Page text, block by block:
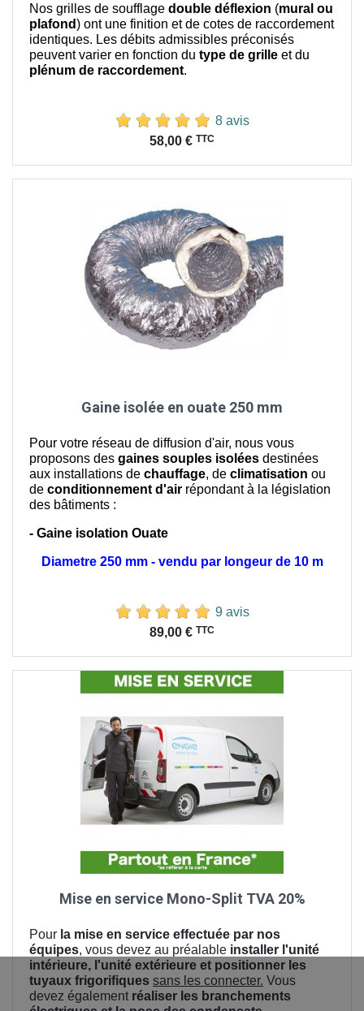
Nos grilles de soufflage double déflexion (mural ou
plafond) ont une finition et de cotes de raccordement
identiques. Les débits admissibles préconisés
peuvent varier en fonction du type de grille et du
plénum de raccordement.
8 avis
58,00 € TTC
Gaine isolée en ouate 250 mm
Pour votre réseau de diffusion d'air, nous vous
proposons des gaines souples isolées destinées
aux installations de chauffage, de climatisation ou
de conditionnement d'air répondant à la législation
des bâtiments :
- Gaine isolation Ouate
Diametre 250 mm - vendu par longeur de 10 m
9 avis
89,00 € TTC
Mise en service Mono-Split TVA 20%
Pour la mise en service effectuée par nos
équipes, vous devez au préalable installer l'unité
intérieure, l'unité extérieure et positionner les
tuyaux frigorifiques sans les connecter. Vous
devez également réaliser les branchements